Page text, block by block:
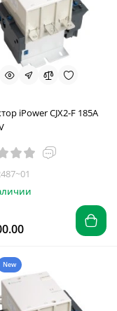
iPower CJX2-F 185A
New